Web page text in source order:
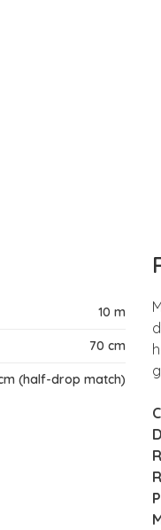
10 m
70 cm
(half-drop match)